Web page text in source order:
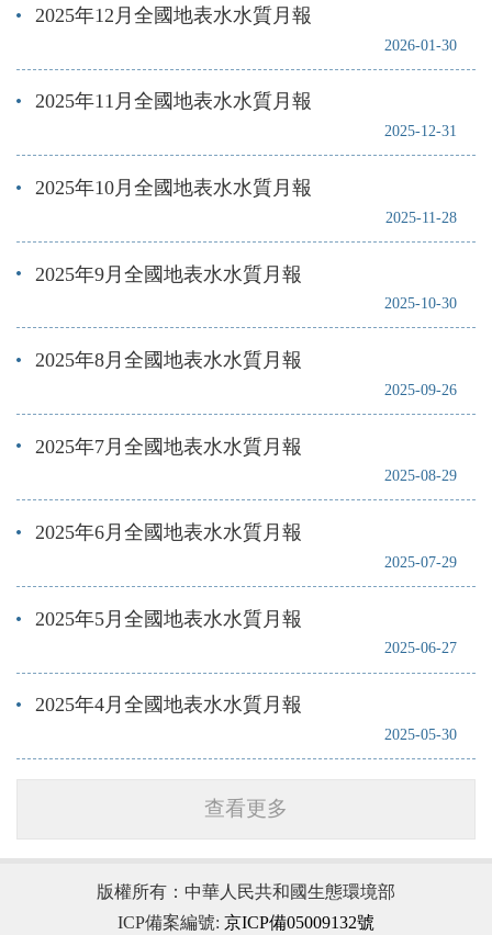
2026-01-30
2025年12月全國地表水水質月報
2025-12-31
2025年11月全國地表水水質月報
2025-11-28
2025年10月全國地表水水質月報
2025-10-30
2025年9月全國地表水水質月報
2025-09-26
2025年8月全國地表水水質月報
2025-08-29
2025年7月全國地表水水質月報
2025-07-29
2025年6月全國地表水水質月報
2025-06-27
2025年5月全國地表水水質月報
2025-05-30
2025年4月全國地表水水質月報
查看更多
版權所有：中華人民共和國生態環境部
ICP備案編號: 京ICP備05009132號